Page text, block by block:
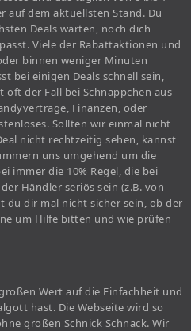
auf dem aktuellsten Stand. Du
Deals warten, noch dich
Viele der Rabattaktionen und
binnen weniger Minuten
bei einigen Deals schnell sein,
oft der Fall bei Schnäppchen aus
Finanzen, oder
Sollten wir einmal nicht
nicht rechtzeitig sehen, kannst
uns umgehend um die
immer die 10% Regel, die bei
Händler seriös sein (z.B. von
du dir mal nicht sicher sein, ob der
um Hilfe bitten und wie prüfen
Wert auf die Einfachheit und
hast. Die Webseite wird so
großen Schnick Schnack. Wir